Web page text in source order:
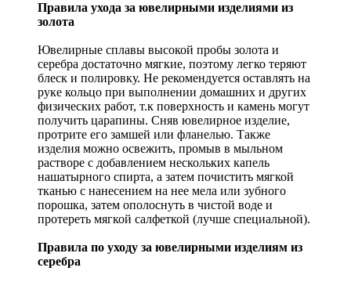
Правила ухода за ювелирными изделиями из
золота
Ювелирные сплавы высокой пробы золота и
серебра достаточно мягкие, поэтому легко теряют
блеск и полировку. Не рекомендуется оставлять на
руке кольцо при выполнении домашних и других
физических работ, т.к поверхность и камень могут
получить царапины. Сняв ювелирное изделие,
протрите его замшей или фланелью. Также
изделия можно освежить, промыв в мыльном
растворе с добавлением нескольких капель
нашатырного спирта, а затем почистить мягкой
тканью с нанесением на нее мела или зубного
порошка, затем ополоснуть в чистой воде и
протереть мягкой салфеткой (лучше специальной).
Правила по уходу за ювелирными изделиям из
серебра